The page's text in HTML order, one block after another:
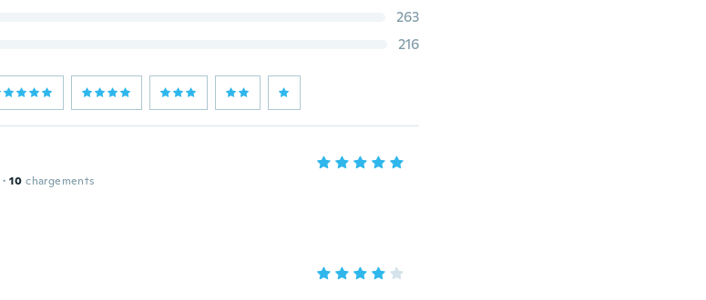
263
216
· 10 chargements